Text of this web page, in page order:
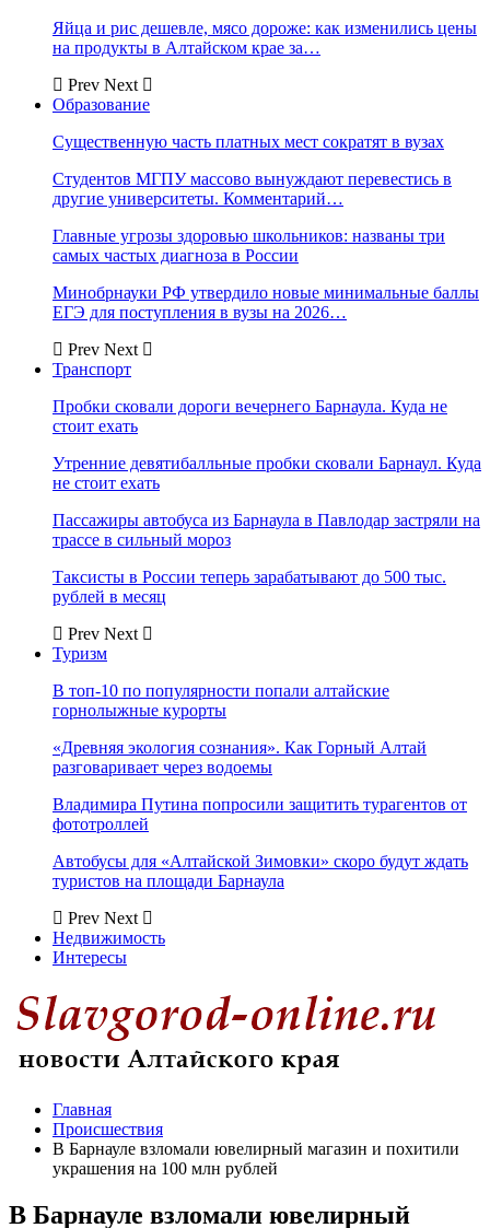
Яйца и рис дешевле, мясо дороже: как изменились цены
на продукты в Алтайском крае за…
Prev Next
Образование
Существенную часть платных мест сократят в вузах
Студентов МГПУ массово вынуждают перевестись в
другие университеты. Комментарий…
Главные угрозы здоровью школьников: названы три
самых частых диагноза в России
Минобрнауки РФ утвердило новые минимальные баллы
ЕГЭ для поступления в вузы на 2026…
Prev Next
Транспорт
Пробки сковали дороги вечернего Барнаула. Куда не
стоит ехать
Утренние девятибалльные пробки сковали Барнаул. Куда
не стоит ехать
Пассажиры автобуса из Барнаула в Павлодар застряли на
трассе в сильный мороз
Таксисты в России теперь зарабатывают до 500 тыс.
рублей в месяц
Prev Next
Туризм
В топ-10 по популярности попали алтайские
горнолыжные курорты
«Древняя экология сознания». Как Горный Алтай
разговаривает через водоемы
Владимира Путина попросили защитить турагентов от
фототроллей
Автобусы для «Алтайской Зимовки» скоро будут ждать
туристов на площади Барнаула
Prev Next
Недвижимость
Интересы
Главная
Происшествия
В Барнауле взломали ювелирный магазин и похитили
украшения на 100 млн рублей
В Барнауле взломали ювелирный